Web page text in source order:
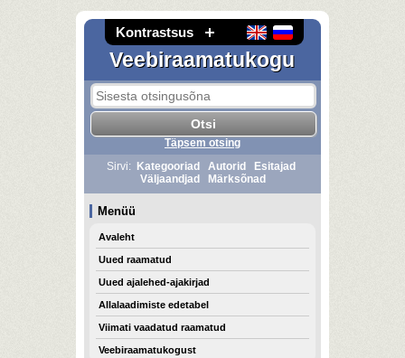
Kontrastsus
Veebiraamatukogu
Täpsem otsing
Sirvi:
Kategooriad Autorid
Esitajad
Väljaandjad
Märksõnad
Menüü
Avaleht
Uued raamatud
Uued ajalehed-ajakirjad
Allalaadimiste edetabel
Viimati vaadatud raamatud
Veebiraamatukogust